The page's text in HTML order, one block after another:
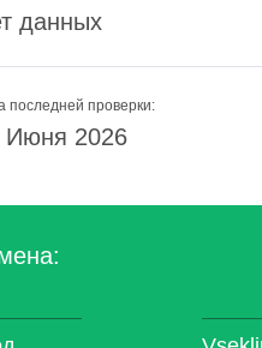
данных
последней проверки:
Июня 2026